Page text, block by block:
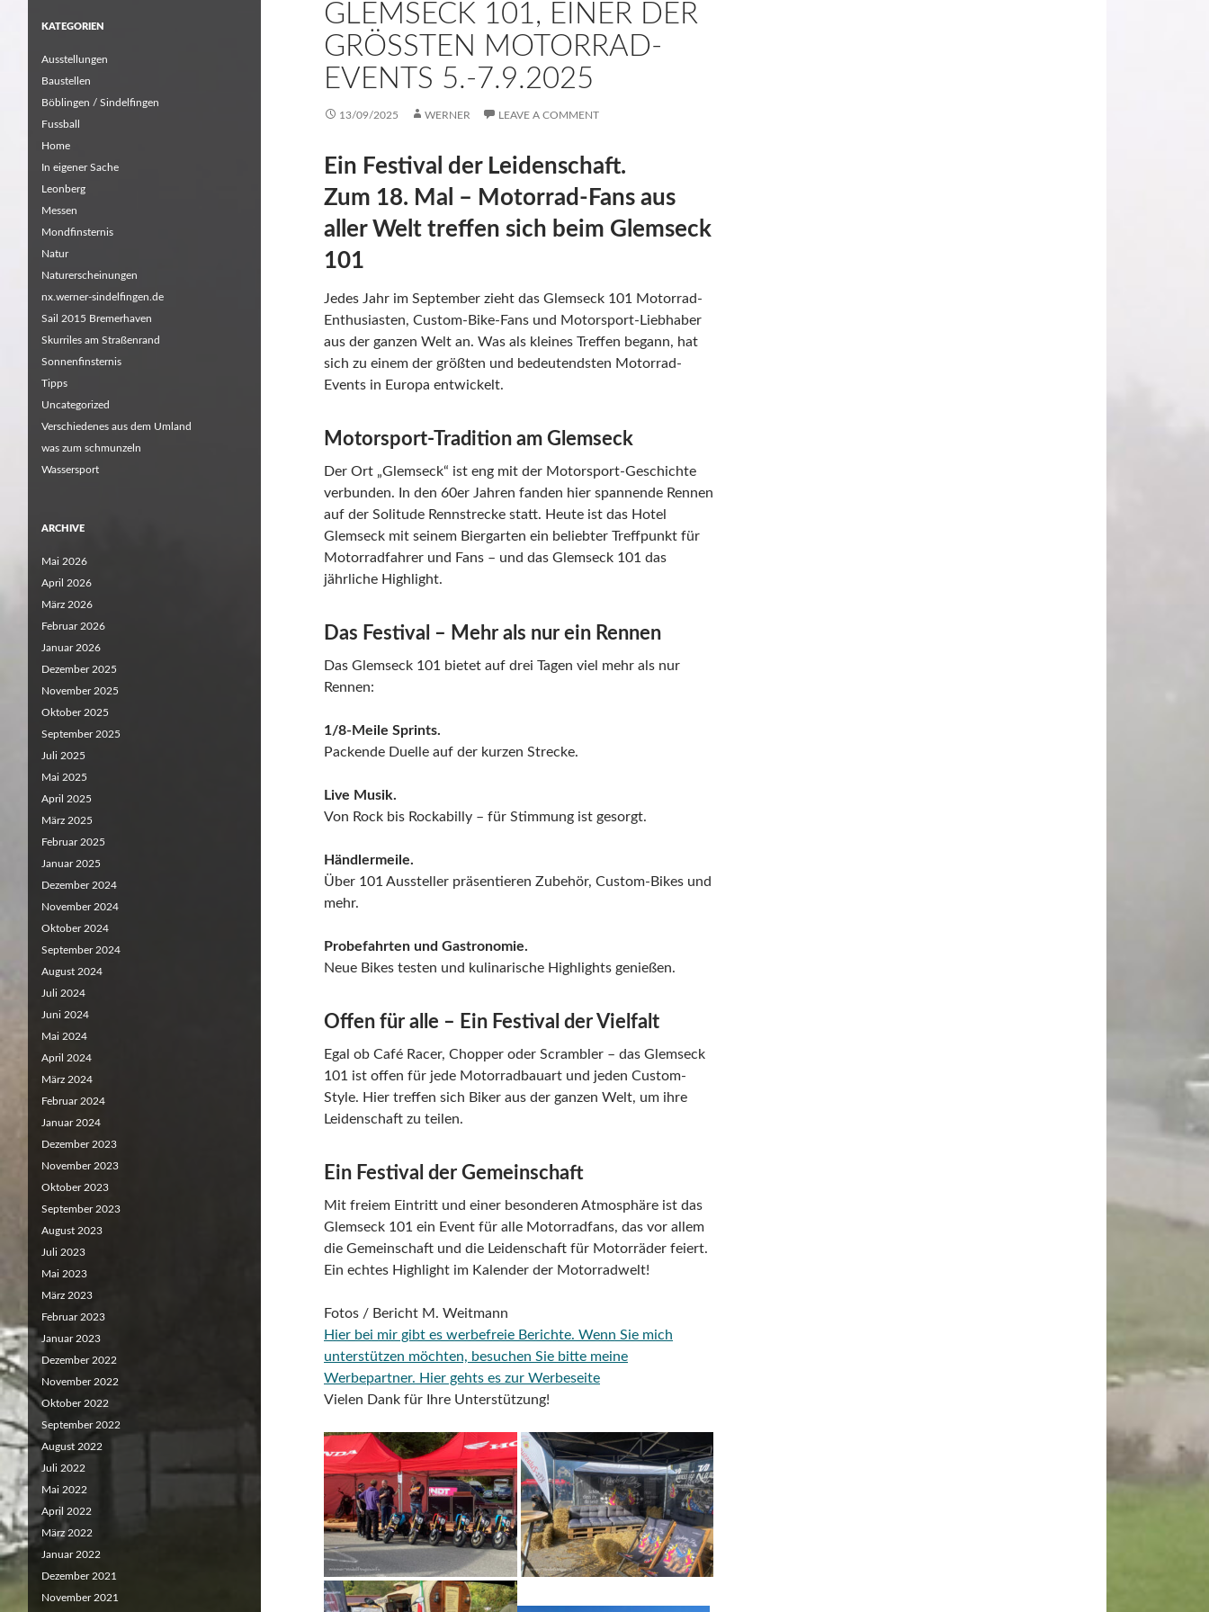
GLEMSECK 101, EINER DER
GRÖSSTEN MOTORRAD-E
VENTS 5.-7.9.2025
13/09/2025 WERNER LEAVE A COMMENT
Ein Festival der Leidenschaft.
Zum 18. Mal – Motorrad-Fans aus
aller Welt treffen sich beim Glemseck
101
Jedes Jahr im September zieht das Glemseck 101 Motorrad-
Enthusiasten, Custom-Bike-Fans und Motorsport-Liebhaber
aus der ganzen Welt an. Was als kleines Treffen begann, hat
sich zu einem der größten und bedeutendsten Motorrad-
Events in Europa entwickelt.
Motorsport-Tradition am Glemseck
Der Ort „Glemseck“ ist eng mit der Motorsport-Geschichte
verbunden. In den 60er Jahren fanden hier spannende Rennen
auf der Solitude Rennstrecke statt. Heute ist das Hotel
Glemseck mit seinem Biergarten ein beliebter Treffpunkt für
Motorradfahrer und Fans – und das Glemseck 101 das
jährliche Highlight.
Das Festival – Mehr als nur ein Rennen
Das Glemseck 101 bietet auf drei Tagen viel mehr als nur
Rennen:
1/8-Meile Sprints.
Packende Duelle auf der kurzen Strecke.
Live Musik.
Von Rock bis Rockabilly – für Stimmung ist gesorgt.
Händlermeile.
Über 101 Aussteller präsentieren Zubehör, Custom-Bikes und
mehr.
Probefahrten und Gastronomie.
Neue Bikes testen und kulinarische Highlights genießen.
Offen für alle – Ein Festival der Vielfalt
Egal ob Café Racer, Chopper oder Scrambler – das Glemseck
101 ist offen für jede Motorradbauart und jeden Custom-
Style. Hier treffen sich Biker aus der ganzen Welt, um ihre
Leidenschaft zu teilen.
Ein Festival der Gemeinschaft
Mit freiem Eintritt und einer besonderen Atmosphäre ist das
Glemseck 101 ein Event für alle Motorradfans, das vor allem
die Gemeinschaft und die Leidenschaft für Motorräder feiert.
Ein echtes Highlight im Kalender der Motorradwelt!
Fotos / Bericht M. Weitmann
Hier bei mir gibt es werbefreie Berichte. Wenn Sie mich
unterstützen möchten, besuchen Sie bitte meine
Werbepartner. Hier gehts es zur Werbeseite
Vielen Dank für Ihre Unterstützung!
KATEGORIEN
Ausstellungen
Baustellen
Böblingen / Sindelfingen
Fussball
Home
In eigener Sache
Leonberg
Messen
Mondfinsternis
Natur
Naturerscheinungen
nx.werner-sindelfingen.de
Sail 2015 Bremerhaven
Skurriles am Straßenrand
Sonnenfinsternis
Tipps
Uncategorized
Verschiedenes aus dem Umland
was zum schmunzeln
Wassersport
ARCHIVE
Mai 2026
April 2026
März 2026
Februar 2026
Januar 2026
Dezember 2025
November 2025
Oktober 2025
September 2025
Juli 2025
Mai 2025
April 2025
März 2025
Februar 2025
Januar 2025
Dezember 2024
November 2024
Oktober 2024
September 2024
August 2024
Juli 2024
Juni 2024
Mai 2024
April 2024
März 2024
Februar 2024
Januar 2024
Dezember 2023
November 2023
Oktober 2023
September 2023
August 2023
Juli 2023
Mai 2023
März 2023
Februar 2023
Januar 2023
Dezember 2022
November 2022
Oktober 2022
September 2022
August 2022
Juli 2022
Mai 2022
April 2022
März 2022
Januar 2022
Dezember 2021
November 2021